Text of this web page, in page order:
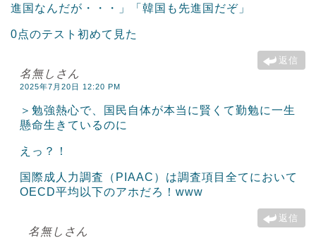
進国なんだが・・・」「韓国も先進国だぞ」
0点のテスト初めて見た
返信
名無しさん
2025年7月20日 12:20 PM
＞勉強熱心で、国民自体が本当に賢くて勤勉に一生
懸命生きているのに
えっ？！
国際成人力調査（PIAAC）は調査項目全てにおいて
OECD平均以下のアホだろ！www
返信
名無しさん